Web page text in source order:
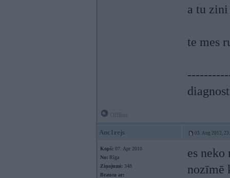
a tu
te mes
Anc1rejs 03. Aug 2012,
Kopš: 07. Apr 2010
No: Rīga
Ziņojumi: 348
Braucu ar:
es
nozīmē